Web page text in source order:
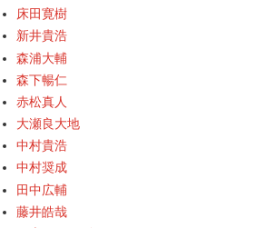
床田寛樹
新井貴浩
森浦大輔
森下暢仁
赤松真人
大瀬良大地
中村貴浩
中村奨成
田中広輔
藤井皓哉